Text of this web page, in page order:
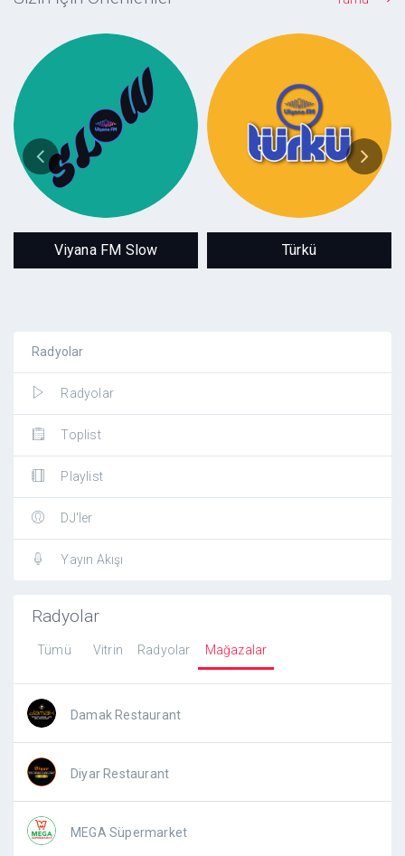
Viyana FM Slow
Viyana FM Slow
Günümüze
Türkü
Radyolar
Radyolar
Toplist
Playlist
DJ'ler
Yayın Akışı
Radyolar
Tümü Vitrin Radyolar Mağazalar
Damak Restaurant
Diyar Restaurant
MEGA Süpermarket